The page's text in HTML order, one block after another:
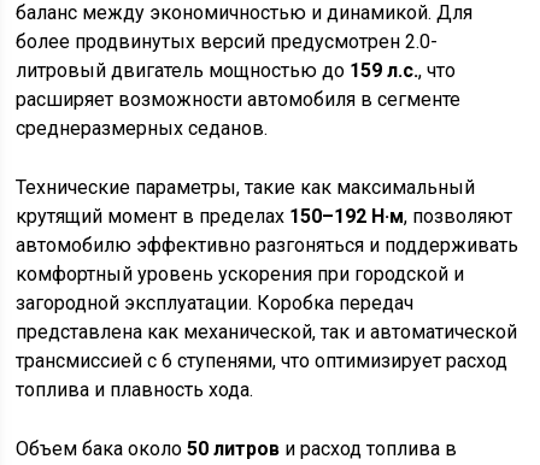
баланс между экономичностью и динамикой. Для
более продвинутых версий предусмотрен 2.0-
литровый двигатель мощностью до 159 л.с., что
расширяет возможности автомобиля в сегменте
среднеразмерных седанов.
Технические параметры, такие как максимальный
крутящий момент в пределах 150–192 Н·м, позволяют
автомобилю эффективно разгоняться и поддерживать
комфортный уровень ускорения при городской и
загородной эксплуатации. Коробка передач
представлена как механической, так и автоматической
трансмиссией с 6 ступенями, что оптимизирует расход
топлива и плавность хода.
Объем бака около50 литров и расход топлива в